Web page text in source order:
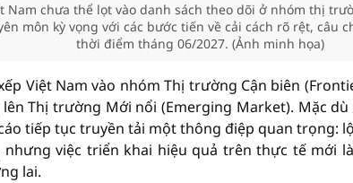
Nam chưa thể lọt vào danh sách theo dõi ở nhóm thị
môn kỳ vọng với các bước tiến về cải cách rõ rệt, câu
thời điểm tháng 06/2027. (Ảnh minh họa)
Việt Nam vào nhóm Thị trường Cận biên
Thị trường Mới nổi (Emerging Market). Mặc
tiếp tục truyền tải một thông điệp quan trọng:
nhưng việc triển khai hiệu quả trên thực tế mới
lai.